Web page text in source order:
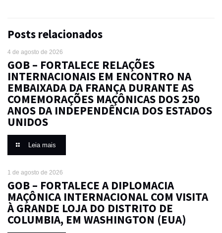
Posts relacionados
4 de agosto de 2026
GOB – FORTALECE RELAÇÕES
INTERNACIONAIS EM ENCONTRO NA
EMBAIXADA DA FRANÇA DURANTE AS
COMEMORAÇÕES MAÇÔNICAS DOS 250
ANOS DA INDEPENDÊNCIA DOS ESTADOS
UNIDOS
Leia mais
1 de agosto de 2026
GOB – FORTALECE A DIPLOMACIA
MAÇÔNICA INTERNACIONAL COM VISITA
À GRANDE LOJA DO DISTRITO DE
COLUMBIA, EM WASHINGTON (EUA)